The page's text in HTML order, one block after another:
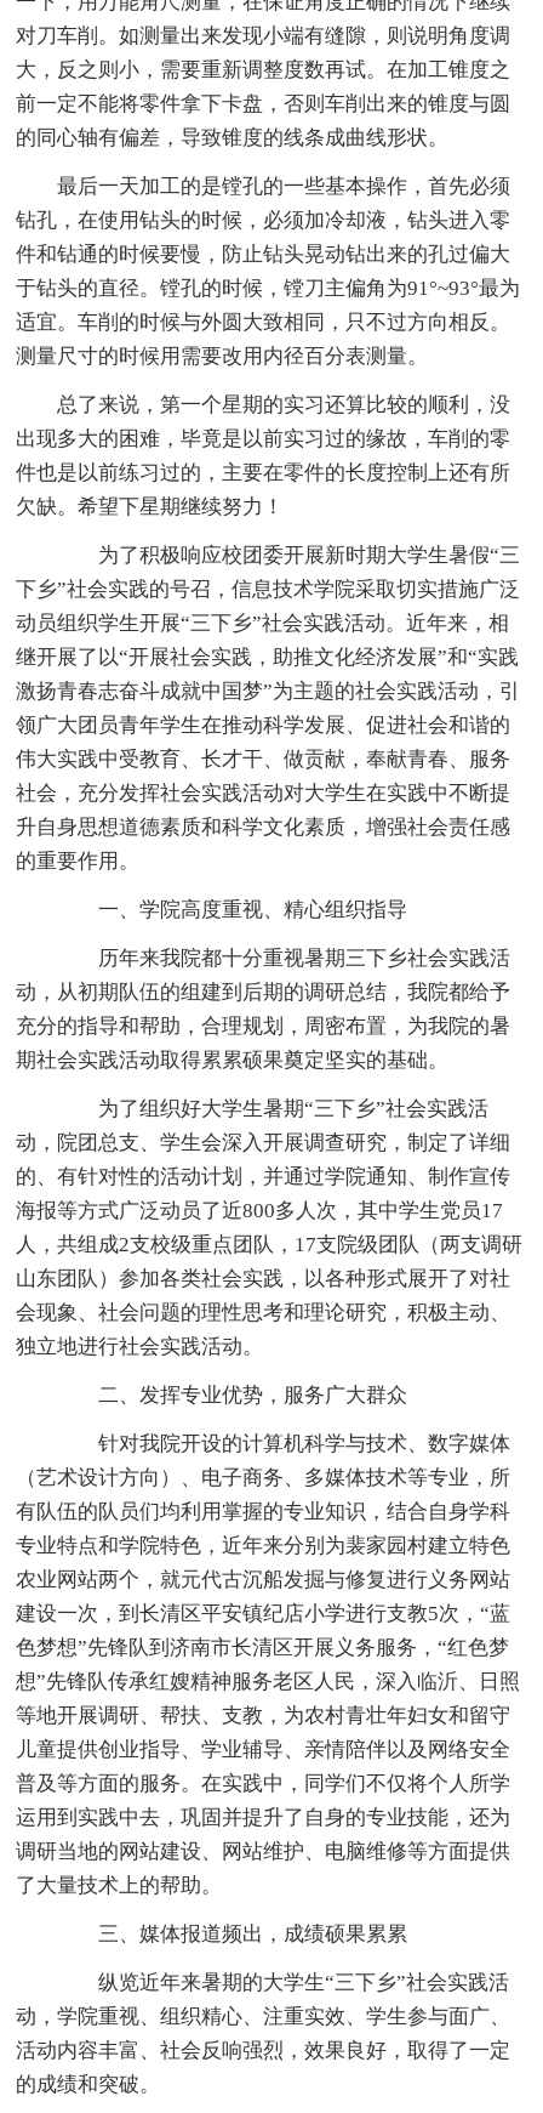
对刀车削。如测量出来发现小端有缝隙，则说明角度调
大，反之则小，需要重新调整度数再试。在加工锥度之
前一定不能将零件拿下卡盘，否则车削出来的锥度与圆
的同心轴有偏差，导致锥度的线条成曲线形状。
最后一天加工的是镗孔的一些基本操作，首先必须
钻孔，在使用钻头的时候，必须加冷却液，钻头进入零
件和钻通的时候要慢，防止钻头晃动钻出来的孔过偏大
于钻头的直径。镗孔的时候，镗刀主偏角为91°~93°最为
适宜。车削的时候与外圆大致相同，只不过方向相反。
测量尺寸的时候用需要改用内径百分表测量。
总了来说，第一个星期的实习还算比较的顺利，没
出现多大的困难，毕竟是以前实习过的缘故，车削的零
件也是以前练习过的，主要在零件的长度控制上还有所
欠缺。希望下星期继续努力！
为了积极响应校团委开展新时期大学生暑假“三
下乡”社会实践的号召，信息技术学院采取切实措施广泛
动员组织学生开展“三下乡”社会实践活动。近年来，相
继开展了以“开展社会实践，助推文化经济发展”和“实践
激扬青春志奋斗成就中国梦”为主题的社会实践活动，引
领广大团员青年学生在推动科学发展、促进社会和谐的
伟大实践中受教育、长才干、做贡献，奉献青春、服务
社会，充分发挥社会实践活动对大学生在实践中不断提
升自身思想道德素质和科学文化素质，增强社会责任感
的重要作用。
一、学院高度重视、精心组织指导
历年来我院都十分重视暑期三下乡社会实践活
动，从初期队伍的组建到后期的调研总结，我院都给予
充分的指导和帮助，合理规划，周密布置，为我院的暑
期社会实践活动取得累累硕果奠定坚实的基础。
为了组织好大学生暑期“三下乡”社会实践活
动，院团总支、学生会深入开展调查研究，制定了详细
的、有针对性的活动计划，并通过学院通知、制作宣传
海报等方式广泛动员了近800多人次，其中学生党员17
人，共组成2支校级重点团队，17支院级团队（两支调研
山东团队）参加各类社会实践，以各种形式展开了对社
会现象、社会问题的理性思考和理论研究，积极主动、
独立地进行社会实践活动。
二、发挥专业优势，服务广大群众
针对我院开设的计算机科学与技术、数字媒体
（艺术设计方向）、电子商务、多媒体技术等专业，所
有队伍的队员们均利用掌握的专业知识，结合自身学科
专业特点和学院特色，近年来分别为裴家园村建立特色
农业网站两个，就元代古沉船发掘与修复进行义务网站
建设一次，到长清区平安镇纪店小学进行支教5次，“蓝
色梦想”先锋队到济南市长清区开展义务服务，“红色梦
想”先锋队传承红嫂精神服务老区人民，深入临沂、日照
等地开展调研、帮扶、支教，为农村青壮年妇女和留守
儿童提供创业指导、学业辅导、亲情陪伴以及网络安全
普及等方面的服务。在实践中，同学们不仅将个人所学
运用到实践中去，巩固并提升了自身的专业技能，还为
调研当地的网站建设、网站维护、电脑维修等方面提供
了大量技术上的帮助。
三、媒体报道频出，成绩硕果累累
纵览近年来暑期的大学生“三下乡”社会实践活
动，学院重视、组织精心、注重实效、学生参与面广、
活动内容丰富、社会反响强烈，效果良好，取得了一定
的成绩和突破。